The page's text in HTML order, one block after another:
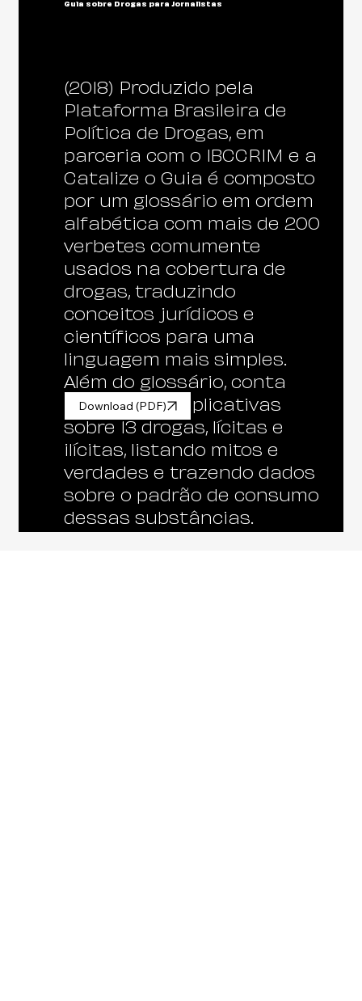
Guia sobre Drogas para Jornalistas
(2018) Produzido pela
Plataforma Brasileira de
Política de Drogas, em
parceria com o IBCCRIM e a
Catalize o Guia é composto
por um glossário em ordem
alfabética com mais de 200
verbetes comumente
usados na cobertura de
drogas, traduzindo
conceitos jurídicos e
científicos para uma
linguagem mais simples.
Além do glossário, conta
com fichas explicativas
sobre 13 drogas, lícitas e
ilícitas, listando mitos e
verdades e trazendo dados
sobre o padrão de consumo
dessas substâncias.
Download (PDF)